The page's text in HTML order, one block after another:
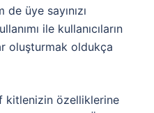
üye sayınızı
ile kullanıcıların
oluşturmak oldukça
kitlenizin özelliklerine